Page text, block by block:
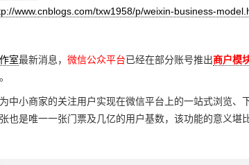
www.cnblogs.com/txw1958/p/weixin-business-
室最新消息， 微信公众平台已经在部分账号推出商户模
。
中小商家的关注用户实现在微信平台上的一站式浏览
也是唯一一张门票及几亿的用户基数，该功能的意义堪